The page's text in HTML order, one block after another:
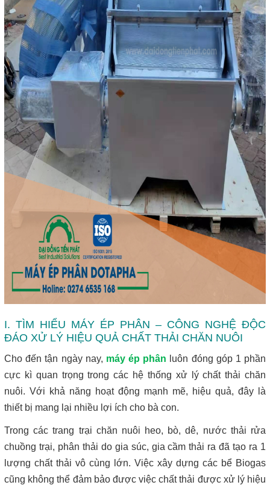
I. TÌM HIỂU MÁY ÉP PHÂN – CÔNG NGHỆ ĐỘC
ĐÁO XỬ LÝ HIỆU QUẢ CHẤT THẢI CHĂN NUÔI
Cho đến tận ngày nay, máy ép phân luôn đóng góp 1 phần
cực kì quan trọng trong các hệ thống xử lý chất thải chăn
nuôi. Với khả năng hoạt động mạnh mẽ, hiệu quả, đây là
thiết bị mang lại nhiều lợi ích cho bà con.
Trong các trang trại chăn nuôi heo, bò, dê, nước thải rửa
chuồng trại, phân thải do gia súc, gia cầm thải ra đã tạo ra 1
lượng chất thải vô cùng lớn. Việc xây dựng các bể Biogas
cũng không thể đảm bảo được việc chất thải được xử lý hiệu